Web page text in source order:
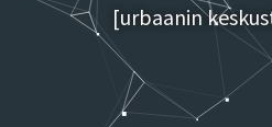
[urbaanin